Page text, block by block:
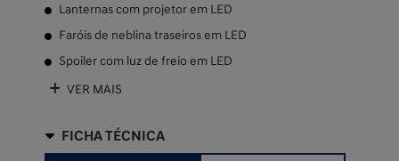
Lanternas com projetor em LED
Faróis de neblina traseiros em LED
Spoiler com luz de freio em LED
VER MAIS
FICHA TÉCNICA